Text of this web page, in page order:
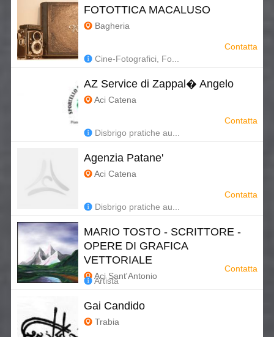
FOTOTTICA MACALUSO
Bagheria
Cine-Fotografici, Fo...
Contatta
AZ Service di Zappal� Angelo
Aci Catena
Disbrigo pratiche au...
Contatta
Agenzia Patane'
Aci Catena
Disbrigo pratiche au...
Contatta
MARIO TOSTO - SCRITTORE -
OPERE DI GRAFICA
VETTORIALE
Aci Sant'Antonio
Artista
Contatta
Gai Candido
Trabia